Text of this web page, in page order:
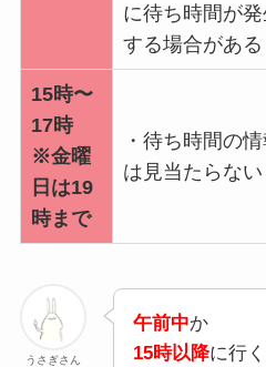
に待ち時間が発
する場合がある
15時〜
17時
※金曜
日は19
時まで
・待ち時間の情
は見当たらない
うさぎさん
午前中か
15時以降に行